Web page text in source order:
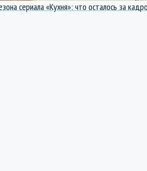
сериала «Кухня»: что осталось за